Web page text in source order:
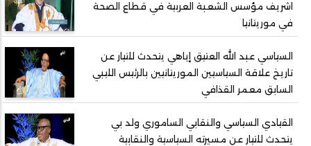
اشريف مؤسس الشعبة العربية في قطاع الصحة
في موريتانيا
السياسي عبد الله العتيق إياهي يتحدث للتيار عن
تاريخ علاقة السياسيين الموريتانيين بالرئيس الليبي
السابق معمر القذافي
القيادي السياسي والنقابي الساموري ولد بي
يتحدث للتيار عن مسيرته السياسية والنقابية